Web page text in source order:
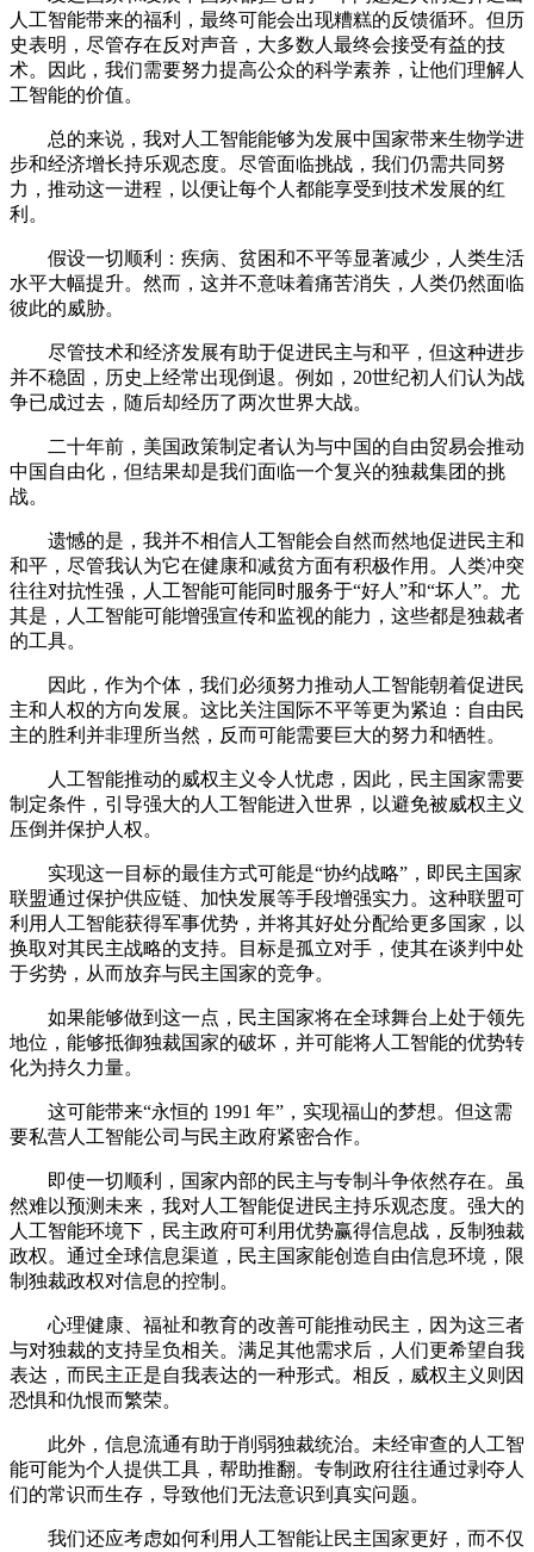
人工智能带来的福利，最终可能会出现糟糕的反馈循环。但历
史表明，尽管存在反对声音，大多数人最终会接受有益的技
术。因此，我们需要努力提高公众的科学素养，让他们理解人
工智能的价值。
总的来说，我对人工智能能够为发展中国家带来生物学进
步和经济增长持乐观态度。尽管面临挑战，我们仍需共同努
力，推动这一进程，以便让每个人都能享受到技术发展的红
利。
假设一切顺利：疾病、贫困和不平等显著减少，人类生活
水平大幅提升。然而，这并不意味着痛苦消失，人类仍然面临
彼此的威胁。
尽管技术和经济发展有助于促进民主与和平，但这种进步
并不稳固，历史上经常出现倒退。例如，20世纪初人们认为战
争已成过去，随后却经历了两次世界大战。
二十年前，美国政策制定者认为与中国的自由贸易会推动
中国自由化，但结果却是我们面临一个复兴的独裁集团的挑
战。
遗憾的是，我并不相信人工智能会自然而然地促进民主和
和平，尽管我认为它在健康和减贫方面有积极作用。人类冲突
往往对抗性强，人工智能可能同时服务于“好人”和“坏人”。尤
其是，人工智能可能增强宣传和监视的能力，这些都是独裁者
的工具。
因此，作为个体，我们必须努力推动人工智能朝着促进民
主和人权的方向发展。这比关注国际不平等更为紧迫：自由民
主的胜利并非理所当然，反而可能需要巨大的努力和牺牲。
人工智能推动的威权主义令人忧虑，因此，民主国家需要
制定条件，引导强大的人工智能进入世界，以避免被威权主义
压倒并保护人权。
实现这一目标的最佳方式可能是“协约战略”，即民主国家
联盟通过保护供应链、加快发展等手段增强实力。这种联盟可
利用人工智能获得军事优势，并将其好处分配给更多国家，以
换取对其民主战略的支持。目标是孤立对手，使其在谈判中处
于劣势，从而放弃与民主国家的竞争。
如果能够做到这一点，民主国家将在全球舞台上处于领先
地位，能够抵御独裁国家的破坏，并可能将人工智能的优势转
化为持久力量。
这可能带来“永恒的 1991 年”，实现福山的梦想。但这需
要私营人工智能公司与民主政府紧密合作。
即使一切顺利，国家内部的民主与专制斗争依然存在。虽
然难以预测未来，我对人工智能促进民主持乐观态度。强大的
人工智能环境下，民主政府可利用优势赢得信息战，反制独裁
政权。通过全球信息渠道，民主国家能创造自由信息环境，限
制独裁政权对信息的控制。
心理健康、福祉和教育的改善可能推动民主，因为这三者
与对独裁的支持呈负相关。满足其他需求后，人们更希望自我
表达，而民主正是自我表达的一种形式。相反，威权主义则因
恐惧和仇恨而繁荣。
此外，信息流通有助于削弱独裁统治。未经审查的人工智
能可能为个人提供工具，帮助推翻。专制政府往往通过剥夺人
们的常识而生存，导致他们无法意识到真实问题。
我们还应考虑如何利用人工智能让民主国家更好，而不仅